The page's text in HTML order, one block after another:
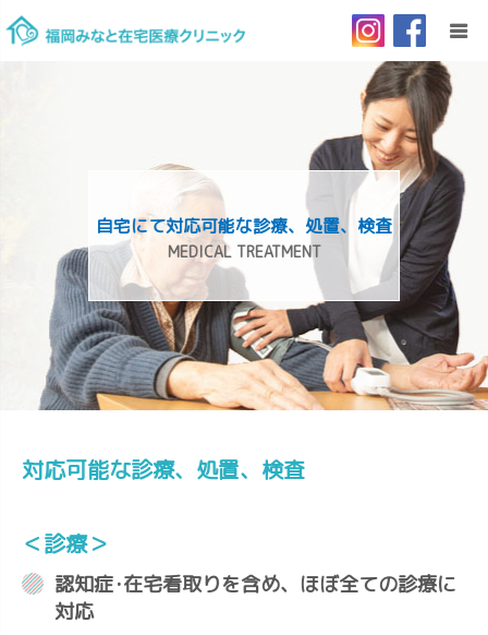
自宅にて対応可能な診療、処置、検査
MEDICAL TREATMENT
対応可能な診療、処置、検査
＜診療＞
認知症･在宅看取りを含め、ほぼ全ての診療に
対応
当院について
ご利用案内
訪問診療とは
リクルート